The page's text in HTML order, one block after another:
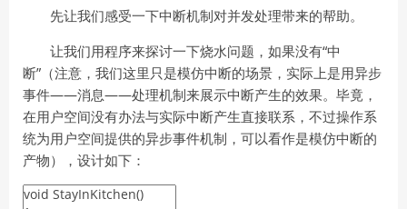
先让我们感受一下中断机制对并发处理带来的帮助。
让我们用程序来探讨一下烧水问题，如果没有“中
断”（注意，我们这里只是模仿中断的场景，实际上是用异步
事件——消息——处理机制来展示中断产生的效果。毕竟，
在用户空间没有办法与实际中断产生直接联系，不过操作系
统为用户空间提供的异步事件机制，可以看作是模仿中断的
产物），设计如下：